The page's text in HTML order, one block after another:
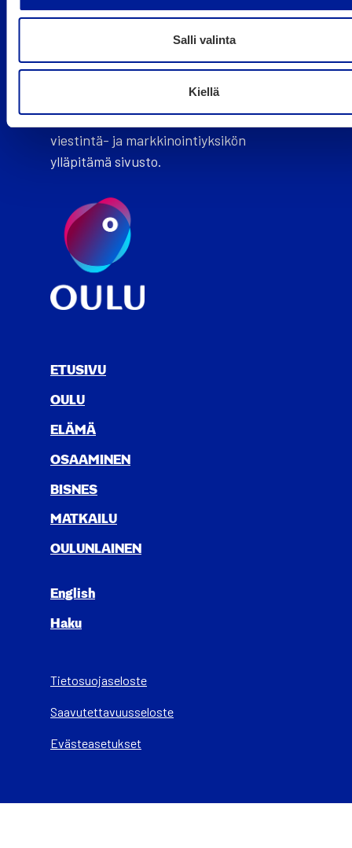
Salli valinta
Kiellä
ouka.fi
Oulu.com on Business Oulu -liikelaitoksen
viestintä- ja markkinointiyksikön
ylläpitämä sivusto.
ETUSIVU
OULU
ELÄ­MÄ
OSAA­MI­NEN
BIS­NES
MAT­KAI­LU
OULUN­LAI­NEN
English
Haku
Tietosuojaseloste
Saa­vu­tet­ta­vuus­se­los­te
Evästeasetukset